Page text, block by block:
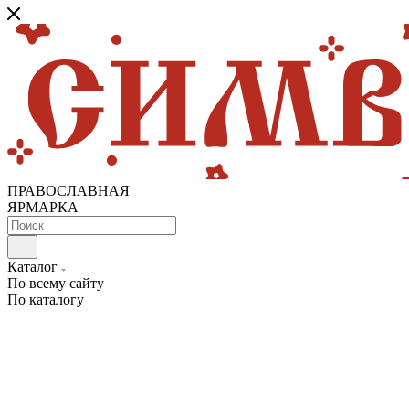
ПРАВОСЛАВНАЯ
ЯРМАРКА
Каталог
По всему сайту
По каталогу